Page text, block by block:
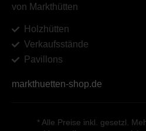
von Markthütten
Holzhütten
Verkaufsstände
Pavillons
markthuetten-shop.de
* Alle Preise inkl. gesetzl.